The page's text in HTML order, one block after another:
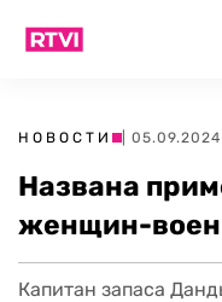
НОВОСТИ |
Названа
женщин-
Капитан запаса